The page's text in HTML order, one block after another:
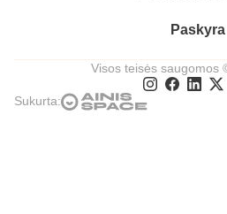
Paskyra
Visos teisės saugomos
Sukurta: